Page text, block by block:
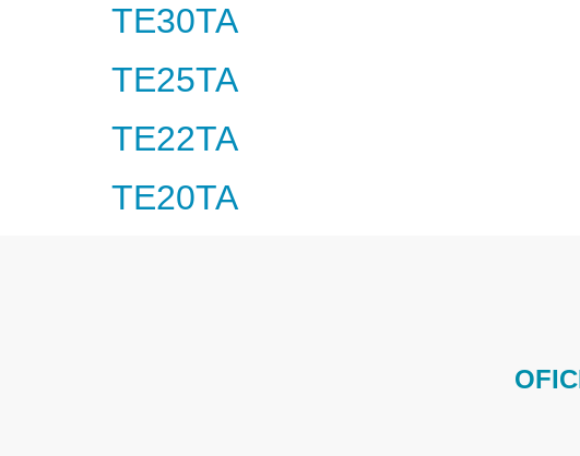
TE30TA
TE25TA
TE22TA
TE20TA